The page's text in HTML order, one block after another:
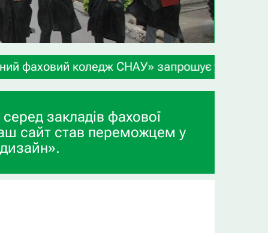
СНАУ» запрошує учнів 9-х та 11-х класів, а
закладів фахової
сайт став переможцем у